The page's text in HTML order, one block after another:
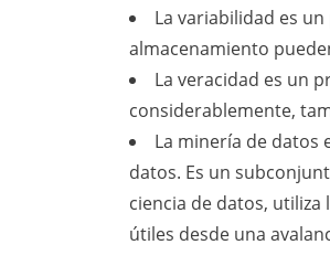
La variabilidad es
almacenamiento
La veracidad es un
considerablemente,
La minería de datos
datos. Es un
ciencia de datos,
útiles desde una